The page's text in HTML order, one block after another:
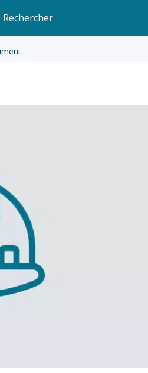
Rechercher